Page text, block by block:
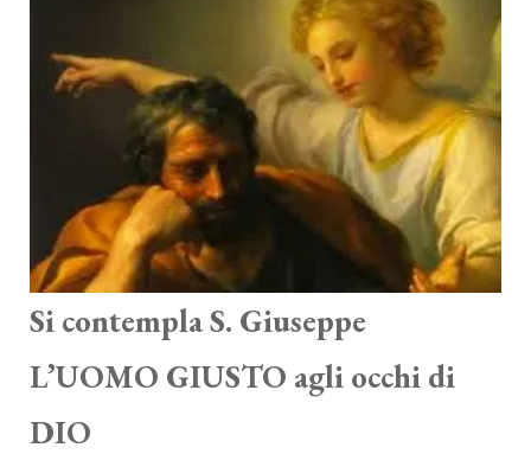
Si contempla S. Giuseppe
L’UOMO GIUSTO agli occhi di
DIO